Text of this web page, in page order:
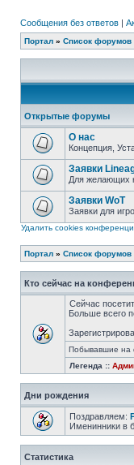
Сообщения без ответов |
Портал » Список форумов
Открытые форумы
О нас
Концепция,
Заявки
Для желающих
Заявки WoT
Заявки для
Удалить cookies
Портал » Список форумов
Кто сейчас на
Сейчас
Больше всего
Побывавшие на
Легенда ::
Дни рождения
Поздравляем:
Именинники в
Статистика